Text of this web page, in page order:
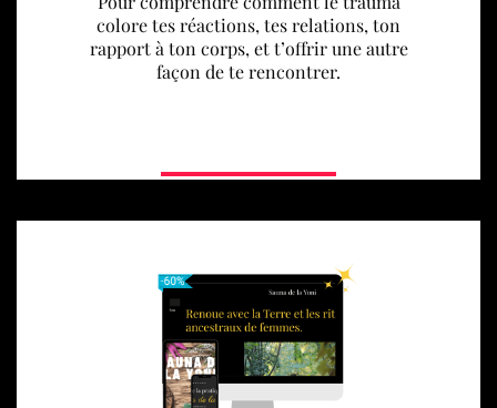
colore tes réactions, tes relations, ton
rapport à ton corps, et t’offrir une autre
façon de te rencontrer.